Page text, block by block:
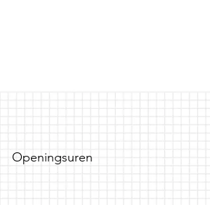
Openingsuren